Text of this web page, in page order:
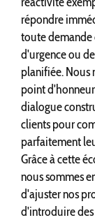
répondre
toute
d'urgence ou
planifiée. Nous
point
dialogue
clients pour
parfaitement
Grâce à cette
nous sommes
d'ajuster nos
d'introduire